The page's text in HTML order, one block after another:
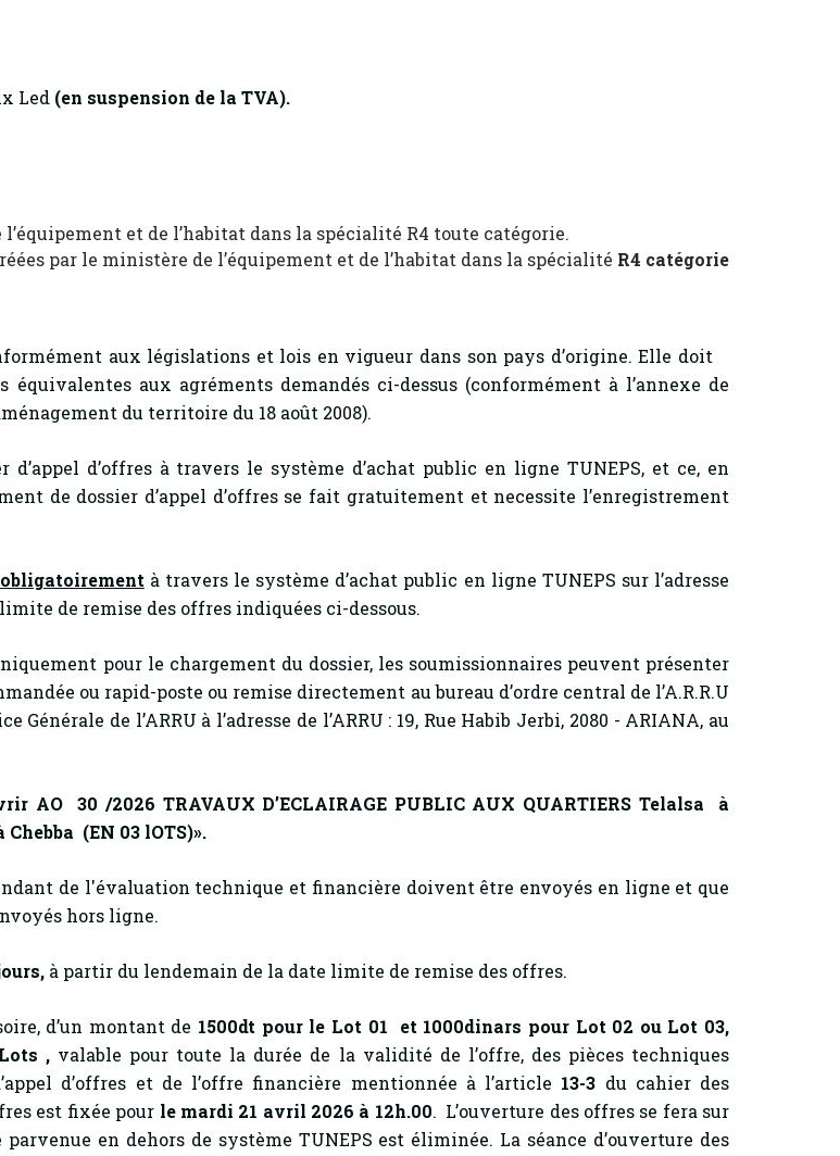
Led (en suspension de la TVA).
et de l’habitat dans la spécialité R4 toute catégorie.
par le ministère de l’équipement et de l’habitat dans la spécialité R4 catégorie
aux législations et lois en vigueur dans son pays d’origine. Elle doit
aux agréments demandés ci-dessus (conformément à l’annexe de
du territoire du 18 août 2008).
d’offres à travers le système d’achat public en ligne TUNEPS, et ce, en
de dossier d’appel d’offres se fait gratuitement et necessite l’enregistrement
obligatoirement à travers le système d’achat public en ligne TUNEPS sur l’adresse
de remise des offres indiquées ci-dessous.
pour le chargement du dossier, les soumissionnaires peuvent présenter
ou rapid-poste ou remise directement au bureau d’ordre central de l’A.R.R.U
de l’ARRU à l’adresse de l’ARRU : 19, Rue Habib Jerbi, 2080 - ARIANA, au
AO 30 /2026 TRAVAUX D’ECLAIRAGE PUBLIC AUX QUARTIERS Telalsa à
(EN 03 lOTS)».
de l'évaluation technique et financière doivent être envoyés en ligne et que
hors ligne.
à partir du lendemain de la date limite de remise des offres.
d’un montant de 1500dt pour le Lot 01 et 1000dinars pour Lot 02 ou Lot 03,
, valable pour toute la durée de la validité de l’offre, des pièces techniques
d’offres et de l’offre financière mentionnée à l’article 13-3 du cahier des
est fixée pour le mardi 21 avril 2026 à 12h.00. L’ouverture des offres se fera sur
en dehors de système TUNEPS est éliminée. La séance d’ouverture des